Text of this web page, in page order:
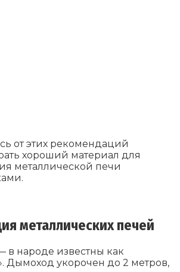
от этих рекомендаций
хороший материал для
металлической печи
металлических печей
в народе известны как
Дымоход укорочен до 2 метров,